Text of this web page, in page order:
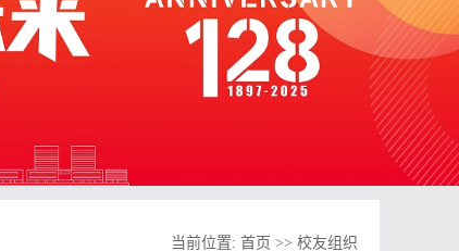
当前位置: 首页 >> 校友组织